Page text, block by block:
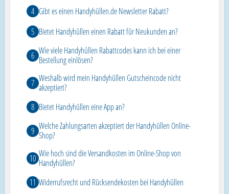
Gibt es einen Handyhüllen.de Newsletter Rabatt?
Bietet Handyhüllen einen Rabatt für Neukunden an?
Wie viele Handyhüllen Rabattcodes kann ich bei einer
Bestellung einlösen?
Weshalb wird mein Handyhüllen Gutscheincode nicht
akzeptiert?
Bietet Handyhüllen eine App an?
Welche Zahlungsarten akzeptiert der Handyhüllen Online-
Shop?
Wie hoch sind die Versandkosten im Online-Shop von
Handyhüllen?
Widerrufsrecht und Rücksendekosten bei Handyhüllen